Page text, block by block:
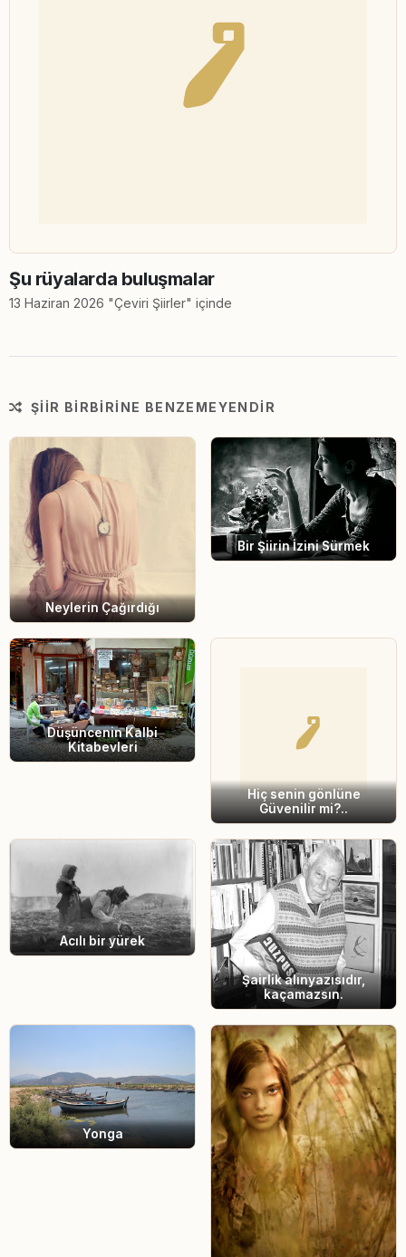
Şu rüyalarda buluşmalar
13 Haziran 2026 "Çeviri Şiirler" içinde
ŞIIR BIRBIRINE BENZEMEYENDIR
Neylerin Çağırdığı
Bir Şiirin İzini Sürmek
Düşüncenin Kalbi
Kitabevleri
Hiç senin gönlüne
Güvenilir mi?..
Acılı bir yürek
Şairlik alınyazısıdır,
kaçamazsın.
Yonga